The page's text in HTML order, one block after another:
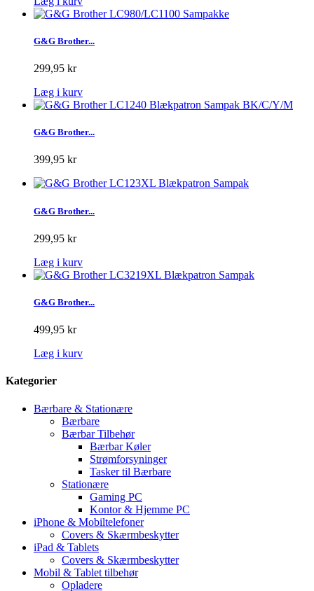
G&G Brother...
299,95 kr
Læg i kurv
G&G Brother...
399,95 kr
G&G Brother...
299,95 kr
Læg i kurv
G&G Brother...
499,95 kr
Læg i kurv
Kategorier
Bærbare & Stationære
Bærbare
Bærbar Tilbehør
Bærbar Køler
Strømforsyninger
Tasker til Bærbare
Stationære
Gaming PC
Kontor & Hjemme PC
iPhone & Mobiltelefoner
Covers & Skærmbeskytter
iPad & Tablets
Covers & Skærmbeskytter
Mobil & Tablet tilbehør
Opladere